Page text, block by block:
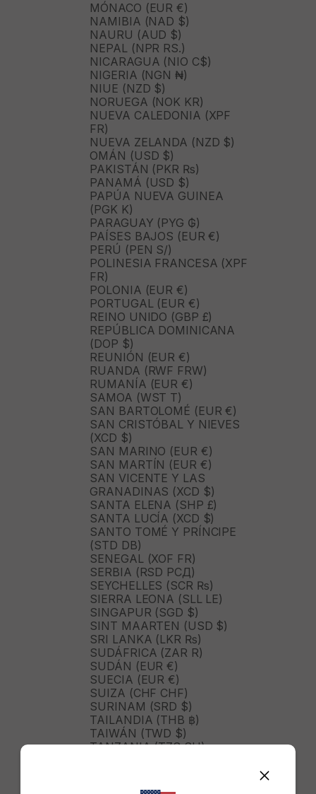
MÓNACO (EUR €)
NAMIBIA (NAD $)
NAURU (AUD $)
NEPAL (NPR RS.)
NICARAGUA (NIO C$)
NIGERIA (NGN ₦)
NIUE (NZD $)
NORUEGA (NOK KR)
NUEVA CALEDONIA (XPF
FR)
NUEVA ZELANDA (NZD $)
OMÁN (USD $)
PAKISTÁN (PKR ₨)
PANAMÁ (USD $)
PAPÚA NUEVA GUINEA
(PGK K)
PARAGUAY (PYG ₲)
PAÍSES BAJOS (EUR €)
PERÚ (PEN S/)
POLINESIA FRANCESA (XPF
FR)
POLONIA (EUR €)
PORTUGAL (EUR €)
REINO UNIDO (GBP £)
REPÚBLICA DOMINICANA
(DOP $)
REUNIÓN (EUR €)
RUANDA (RWF FRW)
RUMANÍA (EUR €)
SAMOA (WST T)
SAN BARTOLOMÉ (EUR €)
SAN CRISTÓBAL Y NIEVES
(XCD $)
SAN MARINO (EUR €)
SAN MARTÍN (EUR €)
SAN VICENTE Y LAS
GRANADINAS (XCD $)
SANTA ELENA (SHP £)
SANTA LUCÍA (XCD $)
SANTO TOMÉ Y PRÍNCIPE
(STD DB)
SENEGAL (XOF FR)
SERBIA (RSD РСД)
SEYCHELLES (SCR ₨)
SIERRA LEONA (SLL LE)
SINGAPUR (SGD $)
SINT MAARTEN (USD $)
SRI LANKA (LKR ₨)
SUDÁFRICA (ZAR R)
SUDÁN (EUR €)
SUECIA (EUR €)
SUIZA (CHF CHF)
SURINAM (SRD $)
TAILANDIA (THB ฿)
TAIWÁN (TWD $)
TANZANIA (TZS SH)
TONGA (TOP T$)